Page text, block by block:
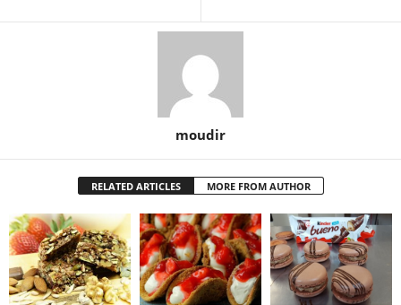
moudir
RELATED ARTICLES MORE FROM AUTHOR